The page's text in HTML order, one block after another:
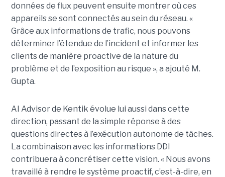
données de flux peuvent ensuite montrer où ces
appareils se sont connectés au sein du réseau. «
Grâce aux informations de trafic, nous pouvons
déterminer l’étendue de l’incident et informer les
clients de manière proactive de la nature du
problème et de l’exposition au risque », a ajouté M.
Gupta.
AI Advisor de Kentik évolue lui aussi dans cette
direction, passant de la simple réponse à des
questions directes à l’exécution autonome de tâches.
La combinaison avec les informations DDI
contribuera à concrétiser cette vision. « Nous avons
travaillé à rendre le système proactif, c’est-à-dire, en